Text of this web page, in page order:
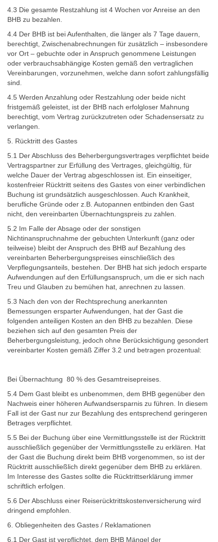
4.3 Die gesamte Restzahlung ist 4 Wochen vor Anreise an den
BHB zu bezahlen.
4.4 Der BHB ist bei Aufenthalten, die länger als 7 Tage dauern,
berechtigt, Zwischenabrechnungen für zusätzlich – insbesondere
vor Ort – gebuchte oder in Anspruch genommene Leistungen
oder verbrauchsabhängige Kosten gemäß den vertraglichen
Vereinbarungen, vorzunehmen, welche dann sofort zahlungsfällig
sind.
4.5 Werden Anzahlung oder Restzahlung oder beide nicht
fristgemäß geleistet, ist der BHB nach erfolgloser Mahnung
berechtigt, vom Vertrag zurückzutreten oder Schadensersatz zu
verlangen.
5. Rücktritt des Gastes
5.1 Der Abschluss des Beherbergungsvertrages verpflichtet beide
Vertragspartner zur Erfüllung des Vertrages, gleichgültig, für
welche Dauer der Vertrag abgeschlossen ist. Ein einseitiger,
kostenfreier Rücktritt seitens des Gastes von einer verbindlichen
Buchung ist grundsätzlich ausgeschlossen. Auch Krankheit,
berufliche Gründe oder z.B. Autopannen entbinden den Gast
nicht, den vereinbarten Übernachtungspreis zu zahlen.
5.2 Im Falle der Absage oder der sonstigen
Nichtinanspruchnahme der gebuchten Unterkunft (ganz oder
teilweise) bleibt der Anspruch des BHB auf Bezahlung des
vereinbarten Beherbergungspreises einschließlich des
Verpflegungsanteils, bestehen. Der BHB hat sich jedoch ersparte
Aufwendungen auf den Erfüllungsanspruch, um die er sich nach
Treu und Glauben zu bemühen hat, anrechnen zu lassen.
5.3 Nach den von der Rechtsprechung anerkannten
Bemessungen ersparter Aufwendungen, hat der Gast die
folgenden anteiligen Kosten an den BHB zu bezahlen. Diese
beziehen sich auf den gesamten Preis der
Beherbergungsleistung, jedoch ohne Berücksichtigung gesondert
vereinbarter Kosten gemäß Ziffer 3.2 und betragen prozentual:
Bei Übernachtung 80 % des Gesamtreisepreises.
5.4 Dem Gast bleibt es unbenommen, dem BHB gegenüber den
Nachweis einer höheren Aufwandsersparnis zu führen. In diesem
Fall ist der Gast nur zur Bezahlung des entsprechend geringeren
Betrages verpflichtet.
5.5 Bei der Buchung über eine Vermittlungsstelle ist der Rücktritt
ausschließlich gegenüber der Vermittlungsstelle zu erklären. Hat
der Gast die Buchung direkt beim BHB vorgenommen, so ist der
Rücktritt ausschließlich direkt gegenüber dem BHB zu erklären.
Im Interesse des Gastes sollte die Rücktrittserklärung immer
schriftlich erfolgen.
5.6 Der Abschluss einer Reiserücktrittskostenversicherung wird
dringend empfohlen.
6. Obliegenheiten des Gastes / Reklamationen
6.1 Der Gast ist verpflichtet, dem BHB Mängel der